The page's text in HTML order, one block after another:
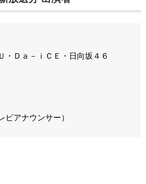
・Ｄａ－ｉＣＥ・日向坂４６
ビアナウンサー）